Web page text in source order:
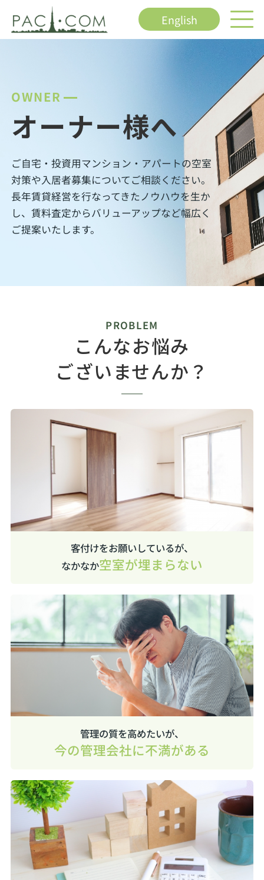
English
OWNER
オーナー様へ
ご自宅・投資用マンション・アパートの空室
対策や入居者募集についてご相談ください。
長年賃貸経営を行なってきたノウハウを生か
し、賃料査定からバリューアップなど幅広く
ご提案いたします。
PROBLEM
こんなお悩み
ございませんか？
客付けをお願いしているが、
なかなか空室が埋まらない
管理の質を高めたいが、
今の管理会社に不満がある